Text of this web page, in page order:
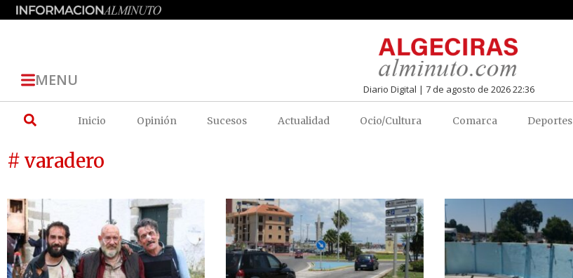
MENU Diario Digital | 7 de agosto de 2026 22:36
Inicio Opinión Sucesos Actualidad Ocio/Cultura Comarca Deportes
# varadero